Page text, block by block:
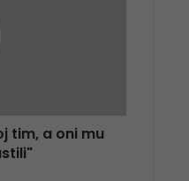
tim, a oni mu